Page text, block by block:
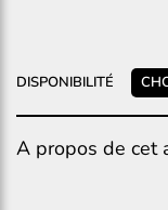
DISPONIBILITÉ
A propos de cet